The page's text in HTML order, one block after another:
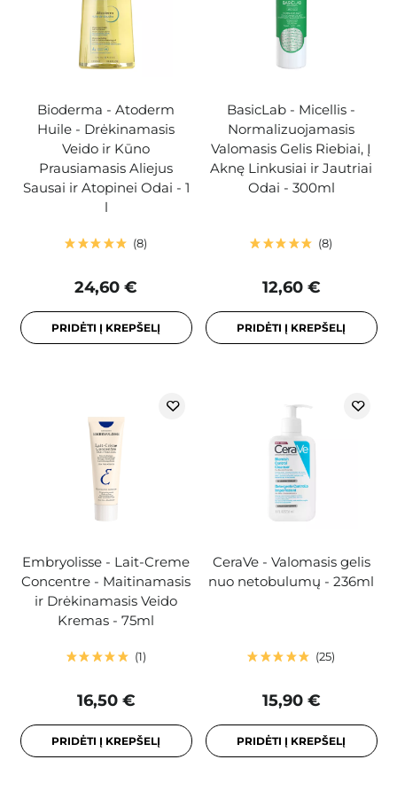
Bioderma - Atoderm
Huile - Drėkinamasis
Veido ir Kūno
Prausiamasis Aliejus
Sausai ir Atopinei Odai - 1
l
8
24,60 €
PRIDĖTI Į KREPŠELĮ
BasicLab - Micellis -
Normalizuojamasis
Valomasis Gelis Riebiai, Į
Aknę Linkusiai ir Jautriai
Odai - 300ml
8
12,60 €
PRIDĖTI Į KREPŠELĮ
Embryolisse - Lait-Creme
Concentre - Maitinamasis
ir Drėkinamasis Veido
Kremas - 75ml
1
16,50 €
PRIDĖTI Į KREPŠELĮ
CeraVe - Valomasis gelis
nuo netobulumų - 236ml
25
15,90 €
PRIDĖTI Į KREPŠELĮ